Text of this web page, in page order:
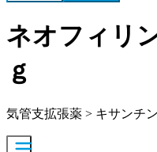
ネオフィリ
ｇ
気管支拡張薬 > キサンチ